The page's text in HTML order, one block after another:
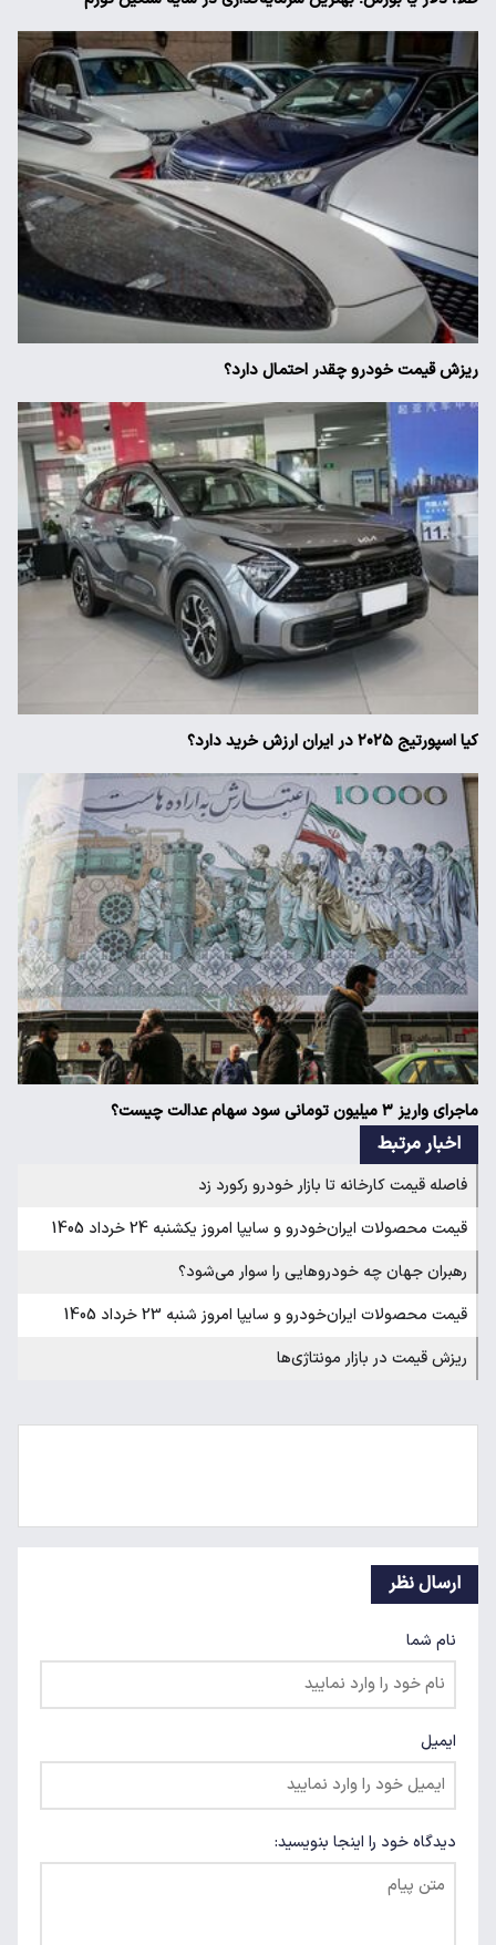
ریزش قیمت خودرو چقدر احتمال دارد؟
کیا اسپورتیج ۲۰۲۵ در ایران ارزش خرید دارد؟
ماجرای واریز ۳ میلیون تومانی سود سهام عدالت چیست؟
اخبار مرتبط
فاصله قیمت کارخانه تا بازار خودرو رکورد زد
قیمت محصولات ایران‌خودرو و سایپا امروز یکشنبه 24 خرداد 1405
رهبران جهان چه خودروهایی را سوار می‌شود؟
قیمت محصولات ایران‌خودرو و سایپا امروز شنبه 23 خرداد 1405
ریزش قیمت در بازار مونتاژی‌ها
ارسال نظر
نام شما
ایمیل
دیدگاه خود را اینجا بنویسید: